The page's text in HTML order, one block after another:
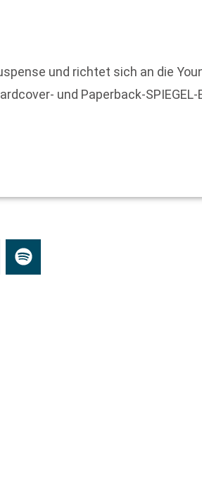
und richtet sich an die
und Paperback-